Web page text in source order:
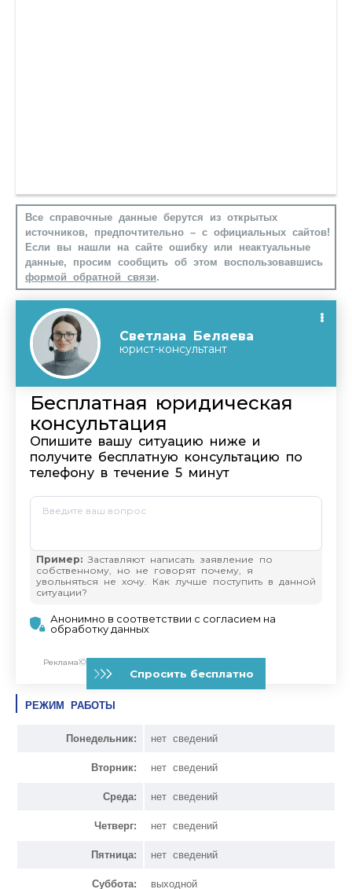
Все справочные данные берутся из открытых
источников, предпочтительно – с официальных сайтов!
Если вы нашли на сайте ошибку или неактуальные
данные, просим сообщить об этом воспользовавшись
формой обратной связи.
РЕЖИМ РАБОТЫ
Понедельник: нет сведений
Вторник: нет сведений
Среда: нет сведений
Четверг: нет сведений
Пятница: нет сведений
Суббота: выходной